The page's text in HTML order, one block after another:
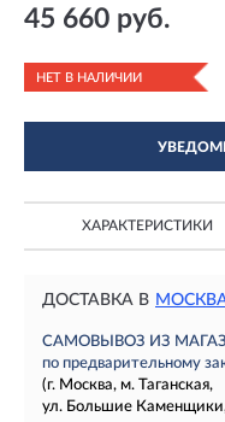
45 660 руб.
НЕТ В НАЛИЧИИ
ХАРАКТЕРИСТИКИ
ДОСТАВКА В
САМОВЫВОЗ ИЗ
по предварительному
(г. Москва, м. Таганская,
ул. Большие Каменщики,